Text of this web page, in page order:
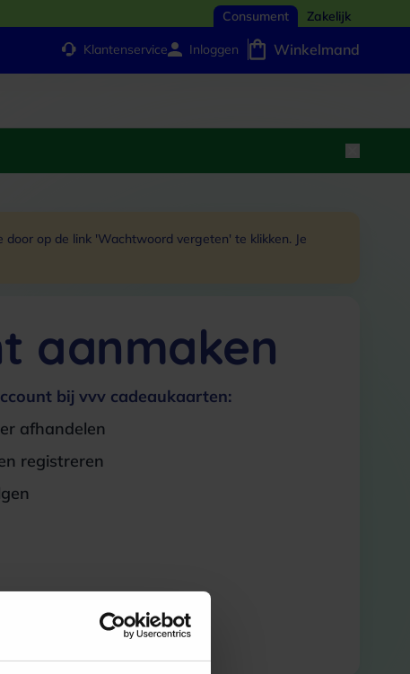
Consument Zakelijk
Klantenservice Inloggen Winkelmand
op de link 'Wachtwoord vergeten' te klikken. Je
aanmaken
bij vvv cadeaukaarten:
afhandelen
registreren